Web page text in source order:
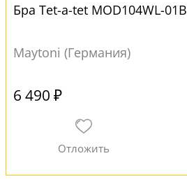
Бра Tet-a-tet MOD104WL-01B
Maytoni (Германия)
6 490 ₽